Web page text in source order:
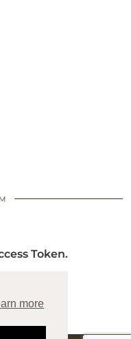
more
Token.